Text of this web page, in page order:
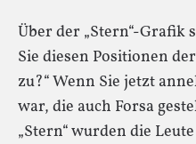
Über der „Stern“-Grafik
Sie diesen Positionen
zu?“ Wenn Sie jetzt
war, die auch Forsa
„Stern“ wurden die